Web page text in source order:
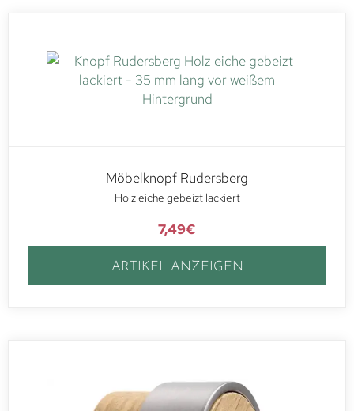
Möbelknopf Rudersberg
Holz eiche gebeizt lackiert
7,49€
ARTIKEL ANZEIGEN